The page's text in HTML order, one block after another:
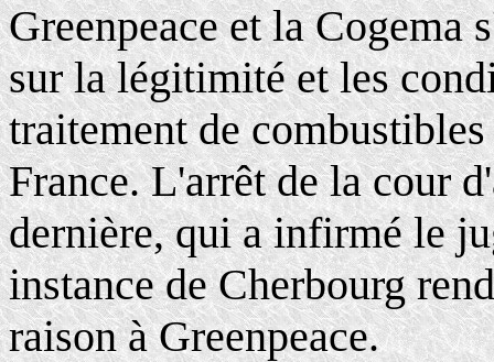
Greenpeace et la Cogema
sur la légitimité et les
traitement de
France. L'arrêt de la cour
dernière, qui a infirmé le
instance de Cherbourg
raison à Greenpeace.